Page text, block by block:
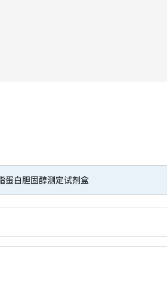
蛋白胆固醇测定试剂盒